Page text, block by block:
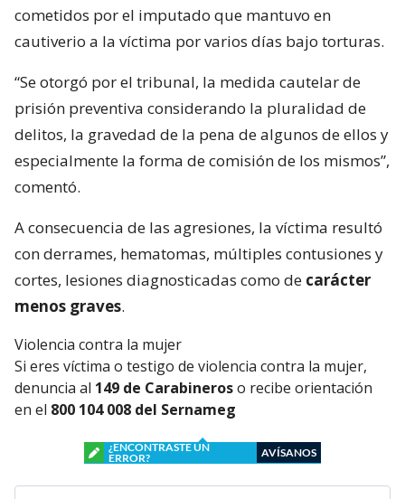
cometidos por el imputado que mantuvo en
cautiverio a la víctima por varios días bajo torturas.
“Se otorgó por el tribunal, la medida cautelar de
prisión preventiva considerando la pluralidad de
delitos, la gravedad de la pena de algunos de ellos y
especialmente la forma de comisión de los mismos”,
comentó.
A consecuencia de las agresiones, la víctima resultó
con derrames, hematomas, múltiples contusiones y
cortes, lesiones diagnosticadas como de carácter
menos graves.
Violencia contra la mujer
Si eres víctima o testigo de violencia contra la mujer,
denuncia al 149 de Carabineroso recibe orientación
en el 800 104 008 del Sernameg
¿ENCONTRASTE UN
ERROR?
AVÍSANOS